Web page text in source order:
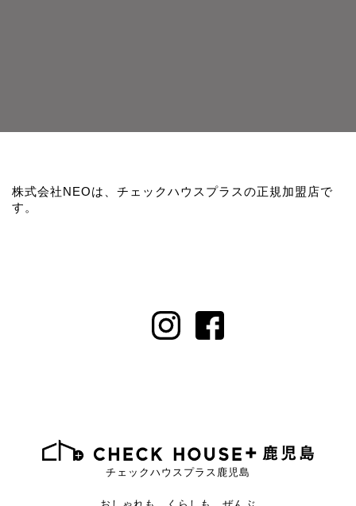
株式会社NEOは、チェックハウスプラスの正規加盟店で
す。
チェックハウスプラス鹿児島